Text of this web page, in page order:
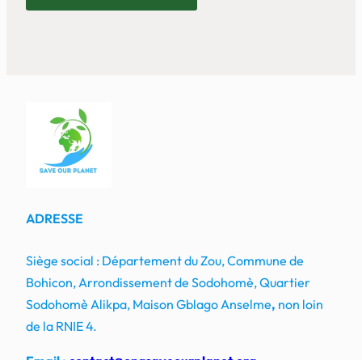
ADRESSE
Siège social : Département du Zou, Commune de
Bohicon, Arrondissement de Sodohomè, Quartier
Sodohomè Alikpa, Maison Gblago Anselme, non loin
de la RNIE 4.